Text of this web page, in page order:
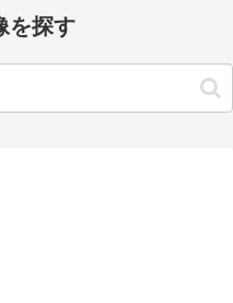
を探す